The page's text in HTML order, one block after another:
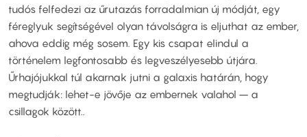
tudós felfedezi az űrutazás forradalmian új módját, egy
féreglyuk segítségével olyan távolságra is eljuthat az ember,
ahova eddig még sosem. Egy kis csapat elindul a
történelem legfontosabb és legveszélyesebb útjára.
Űrhajójukkal túl akarnak jutni a galaxis határán, hogy
megtudják: lehet-e jövője az embernek valahol – a
csillagok között..